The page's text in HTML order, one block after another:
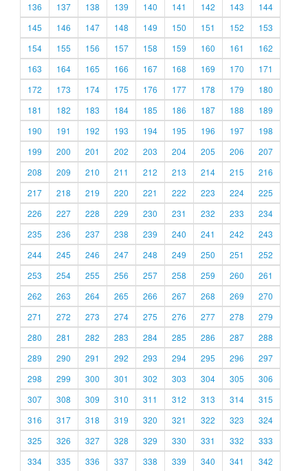
136
137 138 139 140 141 142 143
144
145
146 147 148 149 150 151 152
153
154
155 156 157 158 159 160 161
162
163
164 165 166 167 168 169 170
171
172
173 174 175 176 177 178 179
180
181
182 183 184 185 186 187 188
189
190
191 192 193 194 195 196 197
198
199
200 201 202 203 204 205 206
207
208
209 210 211 212 213 214 215
216
217
218 219 220 221 222 223 224
225
226
227 228 229 230 231 232 233
234
235
236 237 238 239 240 241 242
243
244
245 246 247 248 249 250 251
252
253
254 255 256 257 258 259 260
261
262
263 264 265 266 267 268 269
270
271
272 273 274 275 276 277 278
279
280
281 282 283 284 285 286 287
288
289
290 291 292 293 294 295 296
297
298
299 300 301 302 303 304 305
306
307
308 309 310 311 312 313 314
315
316
317 318 319 320 321 322 323
324
325
326 327 328 329 330 331 332
333
334
335 336 337 338 339 340 341 342